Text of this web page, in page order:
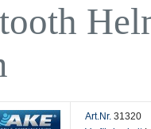
Art.Nr. 31320